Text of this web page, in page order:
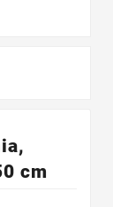
cm